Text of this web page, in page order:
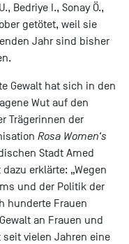
Bedriye I., Sonay Ö.,
getötet, weil sie
Jahr sind bisher
Gewalt hat sich in den
Wut auf den
Trägerinnen der
Rosa Women‘s
Stadt Amed
erklärte: „Wegen
und der Politik der
hunderte Frauen
an Frauen und
vielen Jahren eine